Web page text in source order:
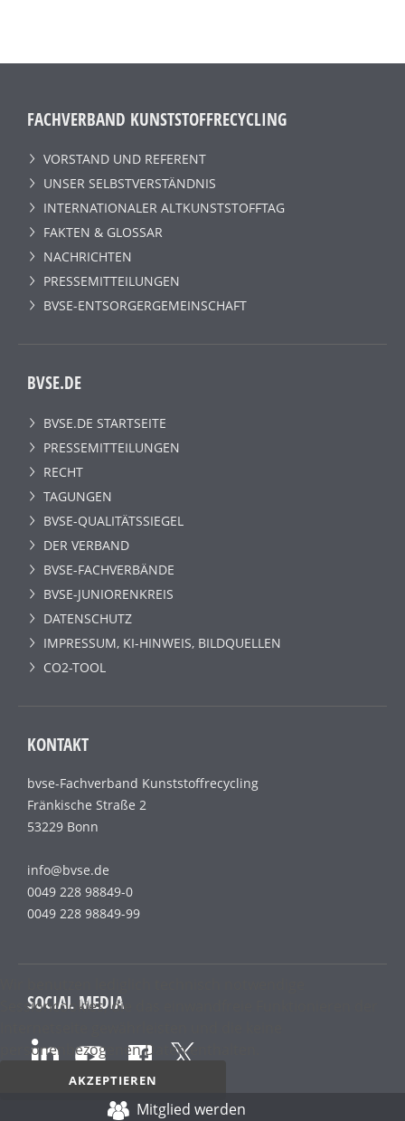
FACHVERBAND KUNSTSTOFFRECYCLING
VORSTAND UND REFERENT
UNSER SELBSTVERSTÄNDNIS
INTERNATIONALER ALTKUNSTSTOFFTAG
FAKTEN & GLOSSAR
NACHRICHTEN
PRESSEMITTEILUNGEN
BVSE-ENTSORGERGEMEINSCHAFT
BVSE.DE
BVSE.DE STARTSEITE
PRESSEMITTEILUNGEN
RECHT
TAGUNGEN
BVSE-QUALITÄTSSIEGEL
DER VERBAND
BVSE-FACHVERBÄNDE
BVSE-JUNIORENKREIS
DATENSCHUTZ
IMPRESSUM, KI-HINWEIS, BILDQUELLEN
CO2-TOOL
KONTAKT
bvse-Fachverband Kunststoffrecycling
Fränkische Straße 2
53229 Bonn
info@bvse.de
0049 228 98849-0
0049 228 98849-99
SOCIAL MEDIA
Mitglied werden
Sessioncookies, die das einwandfreie Funktionieren der
personenbezogenen Daten enthalten.
AKZEPTIEREN